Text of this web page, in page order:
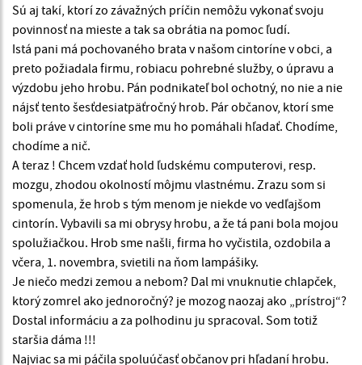
Sú aj takí, ktorí zo závažných príčin nemôžu vykonať svoju
povinnosť na mieste a tak sa obrátia na pomoc ľudí.
Istá pani má pochovaného brata v našom cintoríne v obci, a
preto požiadala firmu, robiacu pohrebné služby, o úpravu a
výzdobu jeho hrobu. Pán podnikateľ bol ochotný, no nie a nie
nájsť tento šesťdesiatpäťročný hrob. Pár občanov, ktorí sme
boli práve v cintoríne sme mu ho pomáhali hľadať. Chodíme,
chodíme a nič.
A teraz ! Chcem vzdať hold ľudskému computerovi, resp.
mozgu, zhodou okolností môjmu vlastnému. Zrazu som si
spomenula, že hrob s tým menom je niekde vo vedľajšom
cintorín. Vybavili sa mi obrysy hrobu, a že tá pani bola mojou
spolužiačkou. Hrob sme našli, firma ho vyčistila, ozdobila a
včera, 1. novembra, svietili na ňom lampášiky.
Je niečo medzi zemou a nebom? Dal mi vnuknutie chlapček,
ktorý zomrel ako jednoročný? je mozog naozaj ako „prístroj“?
Dostal informáciu a za polhodinu ju spracoval. Som totiž
staršia dáma !!!
Najviac sa mi páčila spoluúčasť občanov pri hľadaní hrobu.